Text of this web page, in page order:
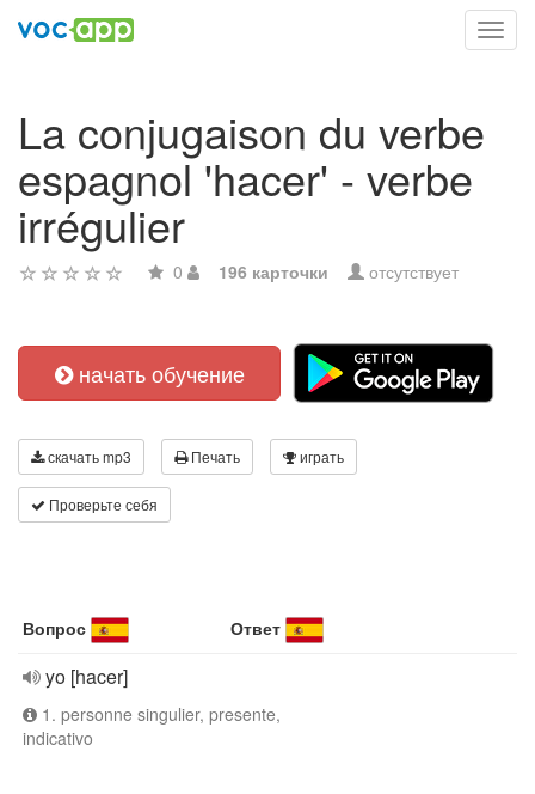
La conjugaison du verbe
espagnol 'hacer' - verbe
irrégulier
0 196 карточки отсутствует
начать обучение
скачать mp3 Печать играть
Проверьте себя
Вопрос Ответ
yo [hacer]
1. personne singulier, presente,
indicativo